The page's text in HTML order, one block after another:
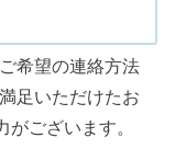
希望の連絡方法
足いただけたお
ございます。